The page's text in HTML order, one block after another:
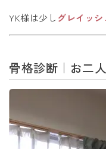
YK様は少し グレイッ
骨格診断｜お二